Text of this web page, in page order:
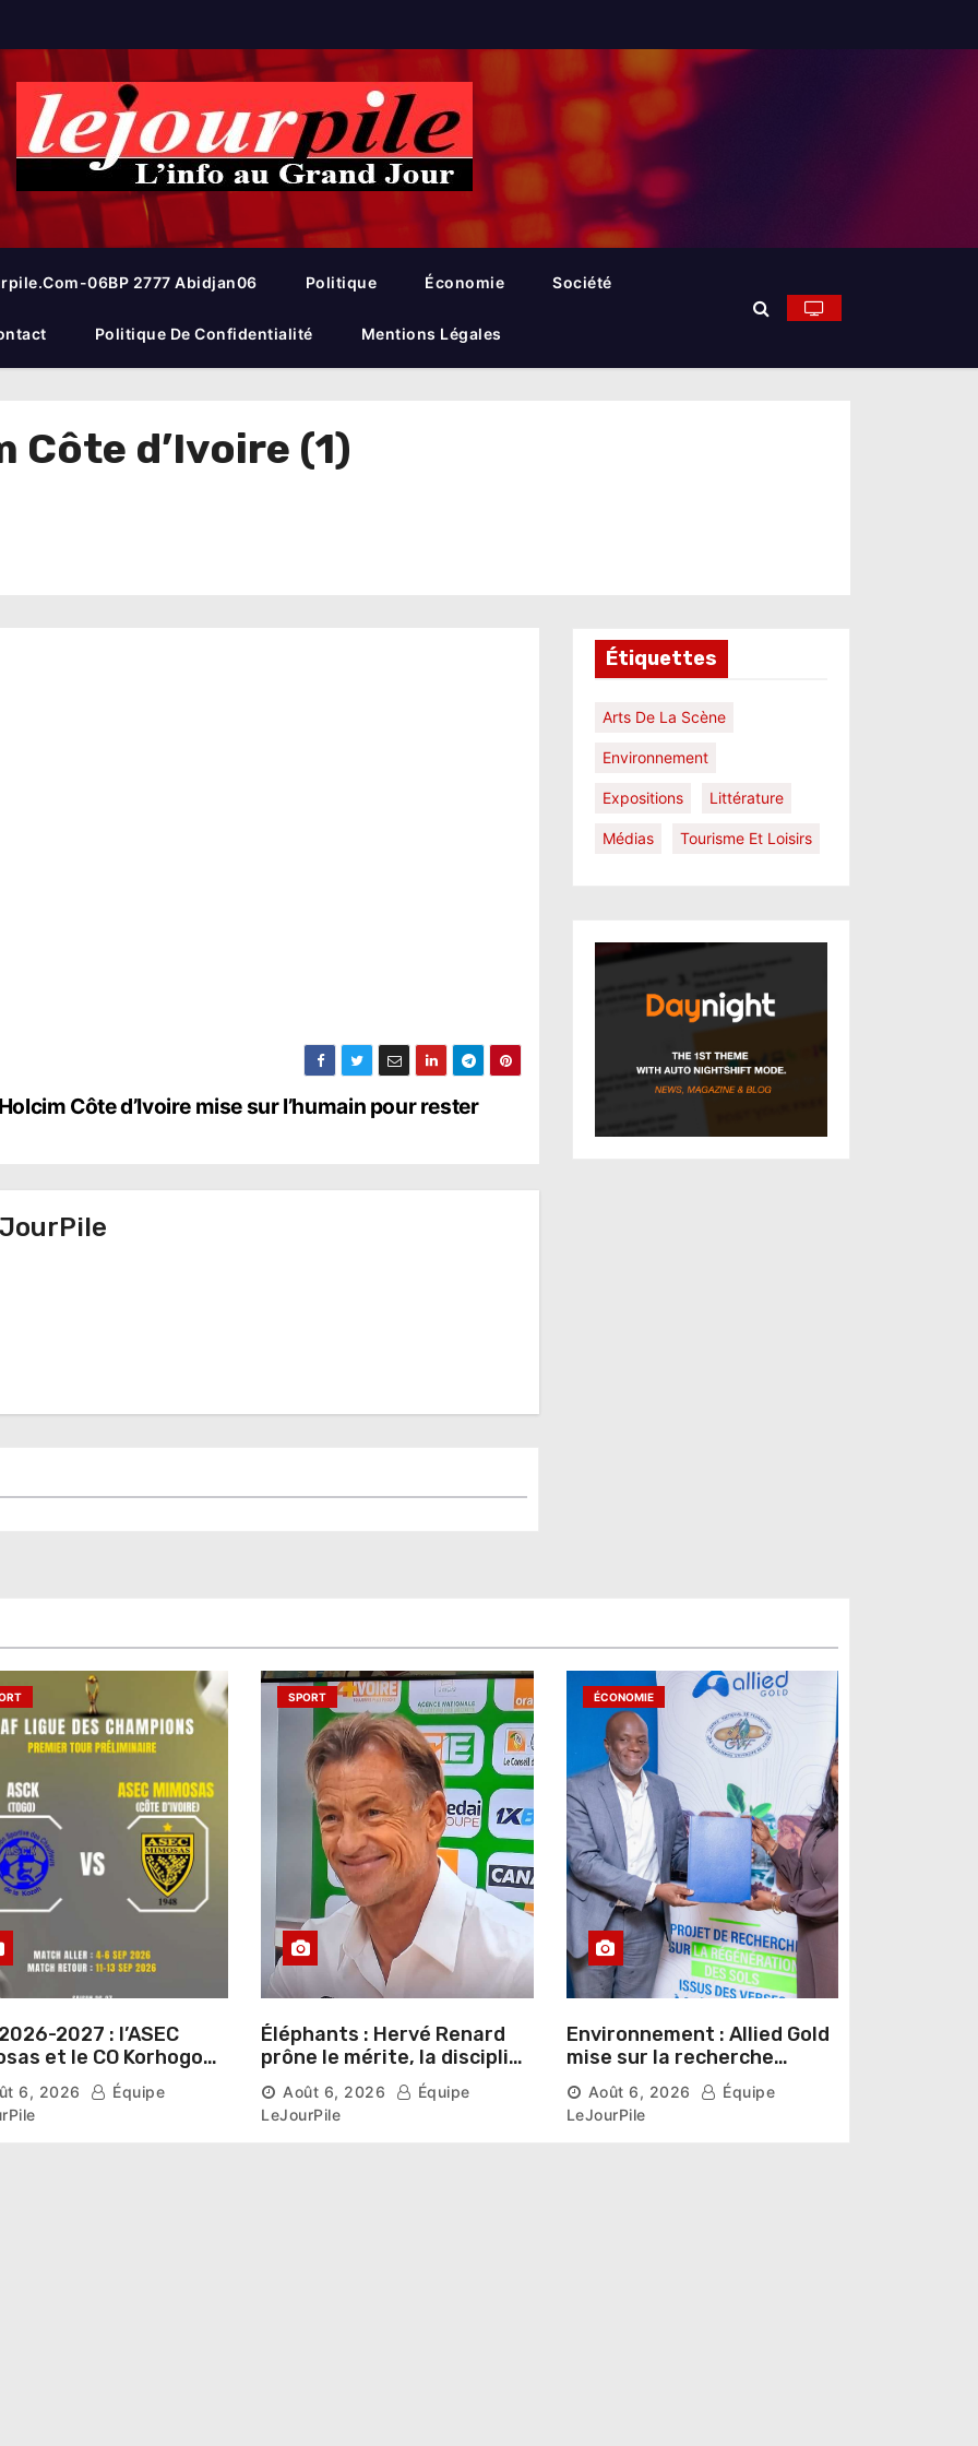
06BP 2777 Abidjan06 Politique Économie Société
Politique De Confidentialité Mentions Légales
d’Ivoire (1)
Côte d’Ivoire mise sur l’humain pour rester
Étiquettes
Arts De La Scène
Environnement
Expositions Littérature
Médias Tourisme Et Loisirs
2027 : l’ASEC
et le CO Korhogo
leur route vers
de groupes
6, 2026
Équipe
SPORT
Éléphants : Hervé Renard
prône le mérite, la discipline
et l’esprit collectif pour un
nouveau départ
Août 6, 2026
Équipe
LeJourPile
ÉCONOMIE
Environnement : Allied Gold
mise sur la recherche
scientifique pour restaurer
les sols de ses sites miniers
Août 6, 2026
Équipe
LeJourPile